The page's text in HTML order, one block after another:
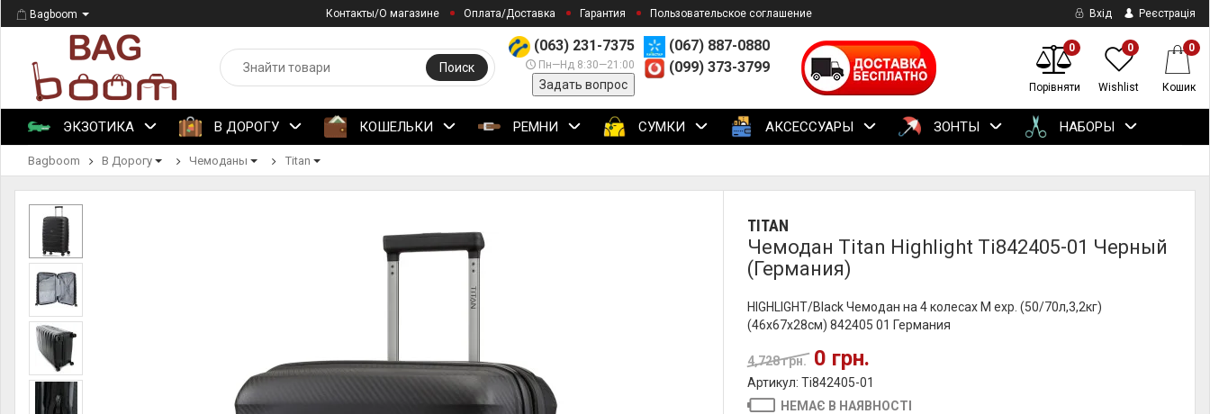
Bagboom Контакты/О магазине Оплата/Доставка Гарантия Пользовательское соглашение Вхід Реєстрація
(063) 231-7375
Пн—Нд 8:30—21:00
Задать вопрос
(067) 887-0880
(099) 373-3799
Поиск
0
Порівняти
0
Wishlist
0
Кошик
ЭКЗОТИКА В ДОРОГУ КОШЕЛЬКИ РЕМНИ СУМКИ АКСЕССУАРЫ ЗОНТЫ НАБОРЫ
Bagboom В Дорогу Чемоданы Titan
TITAN
Чемодан Titan Highlight Ti842405-01 Черный
(Германия)
HIGHLIGHT/Black Чемодан на 4 колесах M exp. (50/70л,3,2кг)
(46x67x28см) 842405 01 Германия
4,728 грн. 0 грн.
Артикул: Ti842405-01
НЕМАЄ В НАЯВНОСТІ